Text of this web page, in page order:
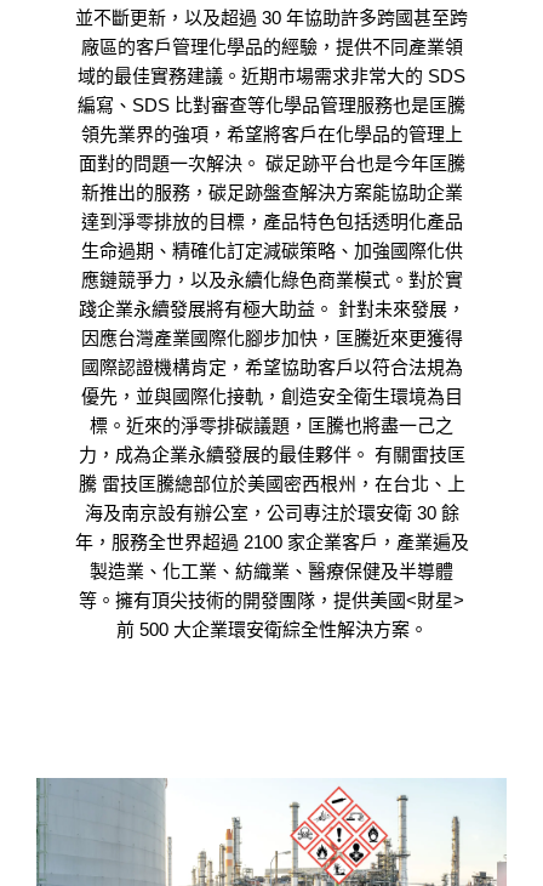
並不斷更新，以及超過 30 年協助許多跨國甚至跨
廠區的客戶管理化學品的經驗，提供不同產業領
域的最佳實務建議。近期市場需求非常大的 SDS
編寫、SDS 比對審查等化學品管理服務也是匡騰
領先業界的強項，希望將客戶在化學品的管理上
面對的問題一次解決。 碳足跡平台也是今年匡騰
新推出的服務，碳足跡盤查解決方案能協助企業
達到淨零排放的目標，產品特色包括透明化產品
生命過期、精確化訂定減碳策略、加強國際化供
應鏈競爭力，以及永續化綠色商業模式。對於實
踐企業永續發展將有極大助益。 針對未來發展，
因應台灣產業國際化腳步加快，匡騰近來更獲得
國際認證機構肯定，希望協助客戶以符合法規為
優先，並與國際化接軌，創造安全衛生環境為目
標。近來的淨零排碳議題，匡騰也將盡一己之
力，成為企業永續發展的最佳夥伴。 有關雷技匡
騰 雷技匡騰總部位於美國密西根州，在台北、上
海及南京設有辦公室，公司專注於環安衛 30 餘
年，服務全世界超過 2100 家企業客戶，產業遍及
製造業、化工業、紡織業、醫療保健及半導體
等。擁有頂尖技術的開發團隊，提供美國<財星>
前 500 大企業環安衛綜全性解決方案。